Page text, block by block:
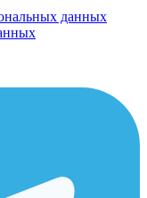
данных